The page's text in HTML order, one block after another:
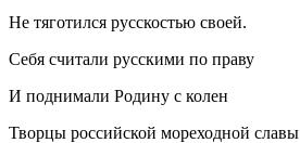
Не тяготился русскостью своей.
Себя считали русскими по праву
И поднимали Родину с колен
Творцы российской мореходной славы